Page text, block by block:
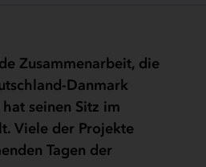
Zusammenarbeit, die
Danmark
seinen Sitz im
Viele der Projekte
Tagen der